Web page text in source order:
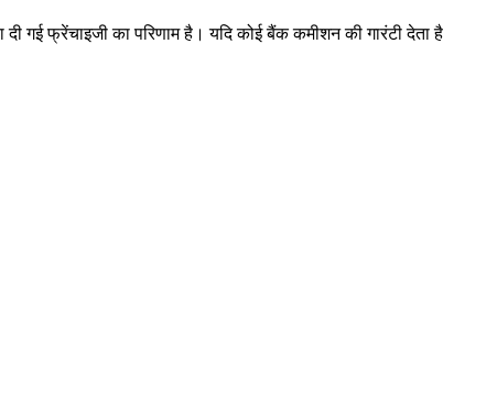
गई फ्रेंचाइजी का परिणाम है। यदि कोई बैंक कमीशन की गारंटी देता है